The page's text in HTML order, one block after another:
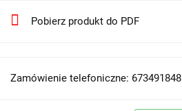
Pobierz produkt do PDF
Zamówienie telefoniczne: 673491848